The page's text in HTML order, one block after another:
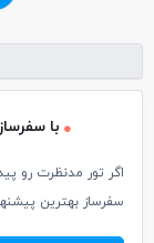
با
اگر تور مدنظرت رو
سفرساز بهترین